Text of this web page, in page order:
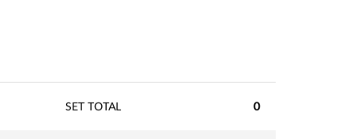
SET TOTAL 0